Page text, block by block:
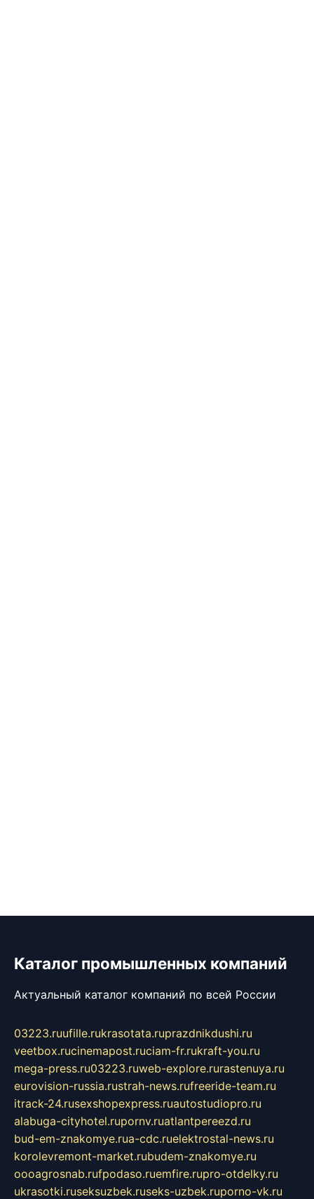
Каталог промышленных компаний
Актуальный каталог компаний по всей России
03223.ruufille.rukrasotata.ruprazdnikdushi.ru
veetbox.rucinemapost.ruciam-fr.rukraft-you.ru
mega-press.ru03223.ruweb-explore.rurastenuya.ru
eurovision-russia.rustrah-news.rufreeride-team.ru
itrack-24.rusexshopexpress.ruautostudiopro.ru
alabuga-cityhotel.rupornv.ruatlantpereezd.ru
bud-em-znakomye.rua-cdc.ruelektrostal-news.ru
korolevremont-market.rubudem-znakomye.ru
oooagrosnab.rufpodaso.ruemfire.rupro-otdelky.ru
ukrasotki.ruseksuzbek.ruseks-uzbek.ruporno-vk.ru